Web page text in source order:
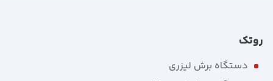
روتک
دستگاه برش لیزری